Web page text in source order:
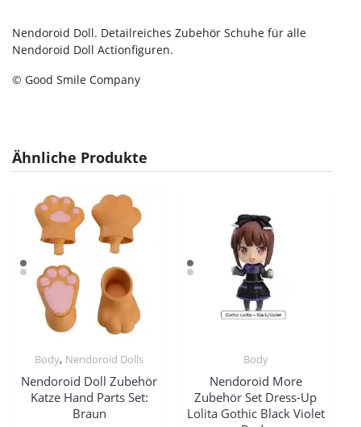
Nendoroid Doll. Detailreiches Zubehör Schuhe für alle
Nendoroid Doll Actionfiguren.
© Good Smile Company
Ähnliche Produkte
Body, Nendoroid Dolls
Nendoroid Doll Zubehör
Katze Hand Parts Set:
Braun
Body
Nendoroid More
Zubehör Set Dress-Up
Lolita Gothic Black Violet